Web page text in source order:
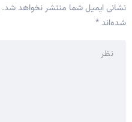
نشانی ایمیل شما منتشر نخواهد شد.
شده‌اند*